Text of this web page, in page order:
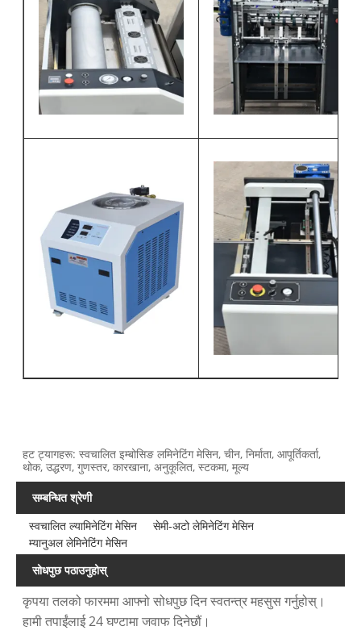
हट ट्यागहरू: स्वचालित इम्बोसिङ लमिनेटिंग मेसिन, चीन, निर्माता, आपूर्तिकर्ता,
थोक, उद्धरण, गुणस्तर, कारखाना, अनुकूलित, स्टकमा, मूल्य
सम्बन्धित श्रेणी
स्वचालित ल्यामिनेटिंग मेसिन
सेमी-अटो लेमिनेटिंग मेसिन
म्यानुअल लेमिनेटिंग मेसिन
सोधपुछ पठाउनुहोस्
कृपया तलको फारममा आफ्नो सोधपुछ दिन स्वतन्त्र महसुस गर्नुहोस्।
हामी तपाईंलाई 24 घण्टामा जवाफ दिनेछौं।